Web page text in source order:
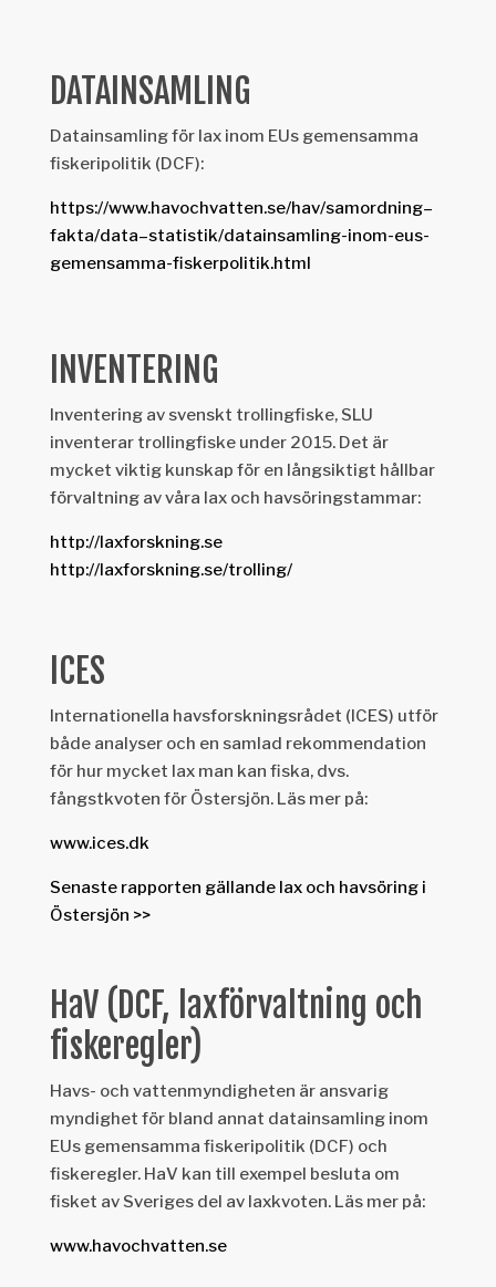
DATAINSAMLING
Datainsamling för lax inom EUs gemensamma
fiskeripolitik (DCF):
https://www.havochvatten.se/hav/samordning–
fakta/data–statistik/datainsamling-inom-eus-
gemensamma-fiskerpolitik.html
INVENTERING
Inventering av svenskt trollingfiske, SLU
inventerar trollingfiske under 2015. Det är
mycket viktig kunskap för en långsiktigt hållbar
förvaltning av våra lax och havsöringstammar:
http://laxforskning.se
http://laxforskning.se/trolling/
ICES
Internationella havsforskningsrådet (ICES) utför
både analyser och en samlad rekommendation
för hur mycket lax man kan fiska, dvs.
fångstkvoten för Östersjön. Läs mer på:
www.ices.dk
Senaste rapporten gällande lax och havsöring i
Östersjön >>
HaV (DCF, laxförvaltning och
fiskeregler)
Havs- och vattenmyndigheten är ansvarig
myndighet för bland annat datainsamling inom
EUs gemensamma fiskeripolitik (DCF) och
fiskeregler. HaV kan till exempel besluta om
fisket av Sveriges del av laxkvoten. Läs mer på:
www.havochvatten.se